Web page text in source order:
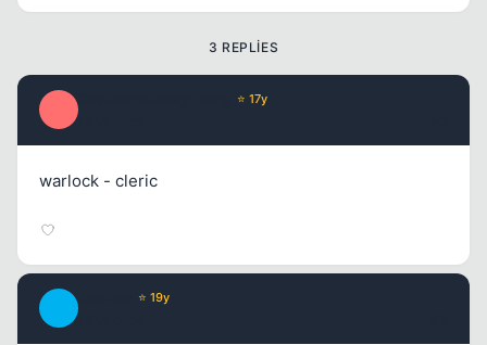
3 REPLIES
⭐ 17y
warlock - cleric
⭐ 19y